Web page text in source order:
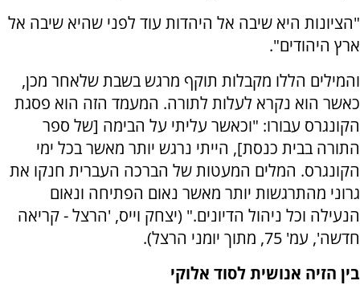
"הציונות היא שיבה אל היהדות עוד לפני שהיא שיבה אל
ארץ היהודים".
והמילים הללו מקבלות תוקף מרגש בשבת שלאחר מכן,
כאשר הוא נקרא לעלות לתורה. המעמד הזה הוא פסגת
הקונגרס עבורו: "וכאשר עליתי על הבימה [של ספר
התורה בבית כנסת], הייתי נרגש יותר מאשר בכל ימי
הקונגרס. המלים המעטות של הברכה העברית חנקו את
גרוני מהתרגשות יותר מאשר נאום הפתיחה ונאום
הנעילה וכל ניהול הדיונים." (יצחק וייס, 'הרצל - קריאה
חדשה', עמ' 75, מתוך יומני הרצל).
בין הזיה אנושית לסוד אלוקי